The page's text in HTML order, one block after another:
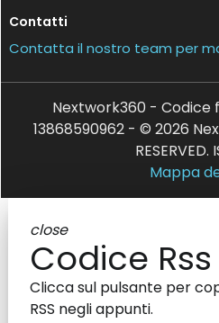
Contatti
Contatta il nostro team per
Nextwork360 - Codice
13868590962 - © 2026
RESERVED.
Mappa
close
Codice Rss
Clicca sul pulsante per
RSS negli appunti.